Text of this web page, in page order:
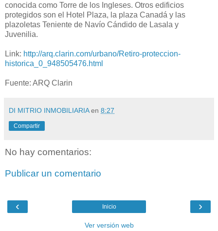
conocida como Torre de los Ingleses. Otros edificios
protegidos son el Hotel Plaza, la plaza Canadá y las
plazoletas Teniente de Navío Cándido de Lasala y
Juvenilia.
Link: http://arq.clarin.com/urbano/Retiro-proteccion-
historica_0_948505476.html
Fuente: ARQ Clarin
DI MITRIO INMOBILIARIA en 8:27
Compartir
No hay comentarios:
Publicar un comentario
‹ ›
Inicio
Ver versión web